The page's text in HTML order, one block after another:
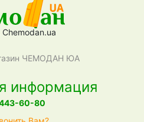
ЧЕМОДАН ЮА
информация
60-80